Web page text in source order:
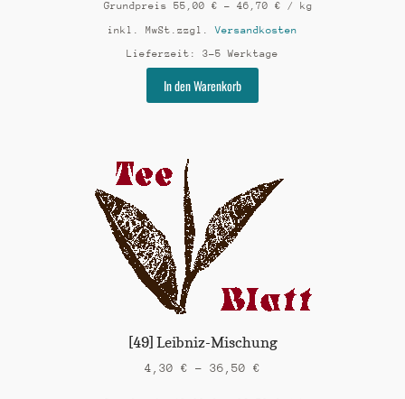
Grundpreis 55,00 € – 46,70 € / kg
inkl. MwSt. zzgl.Versandkosten
Lieferzeit: 3-5 Werktage
In den Warenkorb
auf.
Die
Produktseite
gewählt
[49] Leibniz-Mischung
4,30 € – 36,50 €